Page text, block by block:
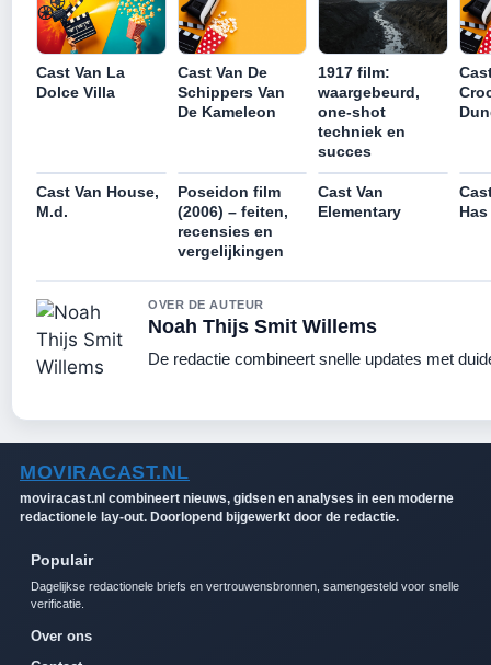
Cast Van La
Dolce Villa
Cast Van De
Schippers Van
De Kameleon
1917 film:
waargebeurd,
one-shot
techniek en
succes
Cast Van House,
M.d.
Poseidon film
(2006) – feiten,
recensies en
vergelijkingen
Cast Van
Elementary
OVER DE AUTEUR
Noah Thijs Smit Willems
De redactie combineert snelle updates met
MOVIRACAST.NL
moviracast.nl combineert nieuws, gidsen en analyses in een moderne
redactionele lay-out. Doorlopend bijgewerkt door de redactie.
Populair
Dagelijkse redactionele briefs en vertrouwensbronnen, samengesteld voor snelle
verificatie.
Over ons